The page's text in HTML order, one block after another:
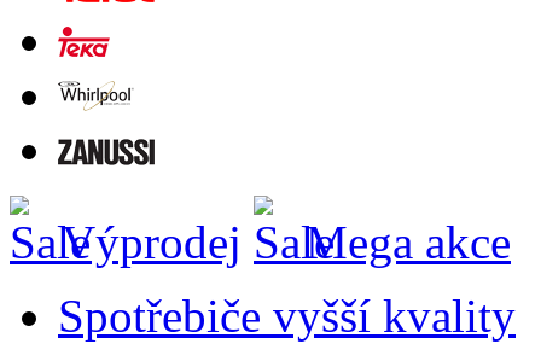
Výprodej
Mega akce
Spotřebiče vyšší kvality